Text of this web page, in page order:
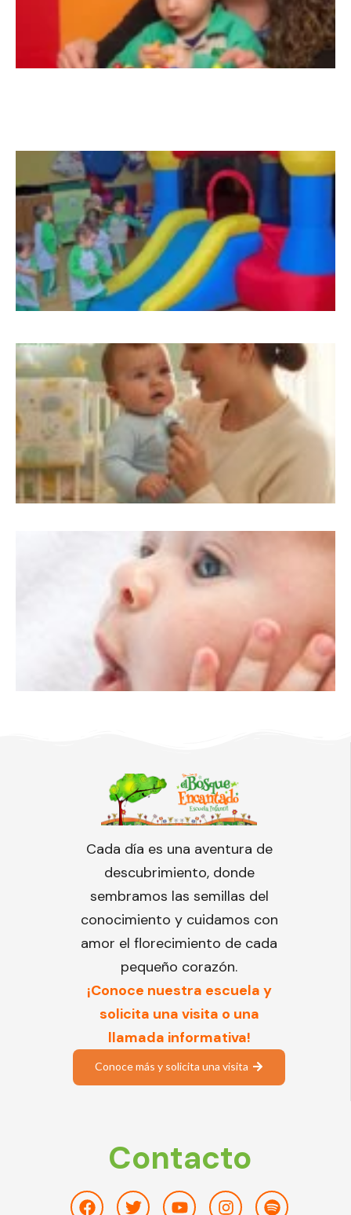
Cada día es una aventura de
descubrimiento, donde
sembramos las semillas del
conocimiento y cuidamos con
amor el florecimiento de cada
pequeño corazón.
¡Conoce nuestra escuela y
solicita una visita o una
llamada informativa!
Conoce más y solicita una visita
Contacto
FacebookTwitterYoutubeInstagramSpotify